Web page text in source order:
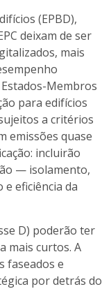
(EPBD),
deixam de ser
mais
Membros
para edifícios
a critérios
emissões quase
incluirão
— isolamento,
eficiência da
D) poderão ter
mais curtos. A
faseados e
por detrás do